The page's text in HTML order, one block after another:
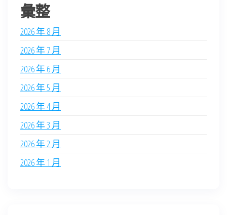
彙整
2026 年 8 月
2026 年 7 月
2026 年 6 月
2026 年 5 月
2026 年 4 月
2026 年 3 月
2026 年 2 月
2026 年 1 月